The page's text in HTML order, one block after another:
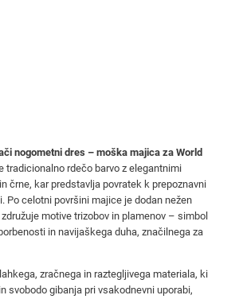
nogometni dres – moška majica za World
tradicionalno rdečo barvo z elegantnimi
črne, kar predstavlja povratek k prepoznavni
Po celotni površini majice je dodan nežen
motive trizobov in plamenov – simbol
in navijaškega duha, značilnega za
zračnega in raztegljivega materiala, ki
svobodo gibanja pri vsakodnevni uporabi,